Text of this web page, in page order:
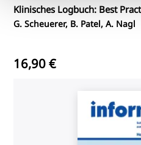
Klinisches Logbuch: Best
G. Scheuerer, B. Patel, A. Nagl
16,90 €